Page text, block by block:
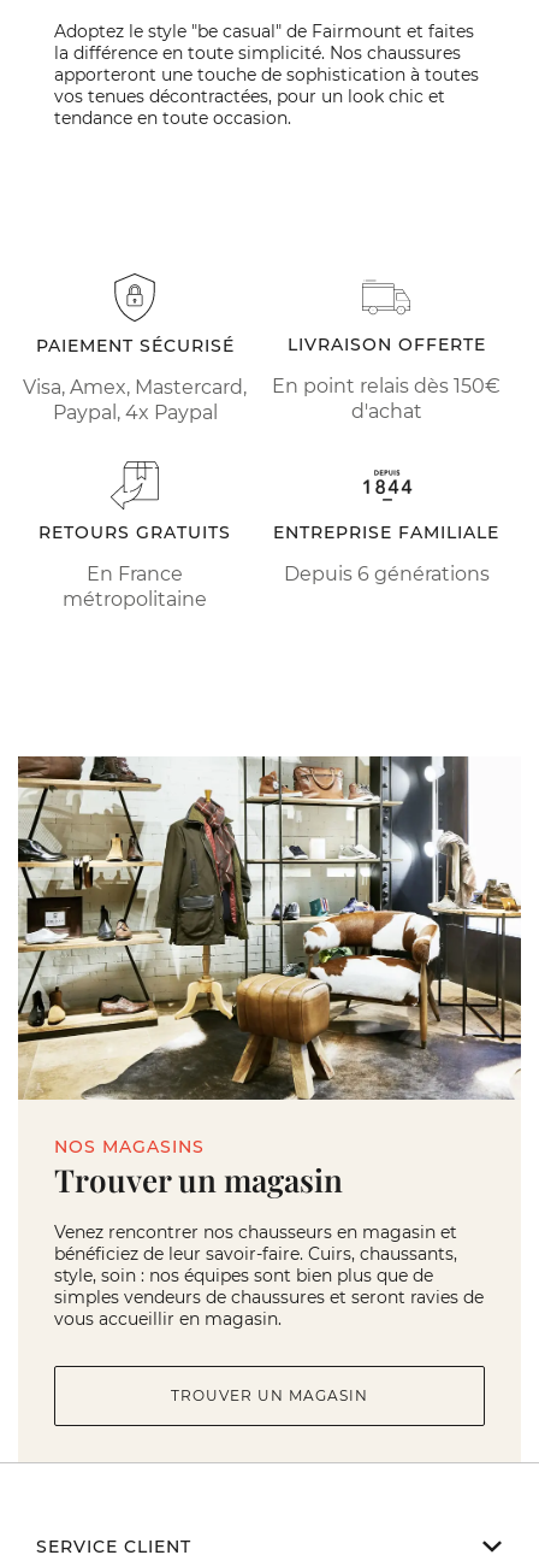
Adoptez le style "be casual" de Fairmount et faites
la différence en toute simplicité. Nos chaussures
apporteront une touche de sophistication à toutes
vos tenues décontractées, pour un look chic et
tendance en toute occasion.
PAIEMENT SÉCURISÉ
Visa, Amex, Mastercard,
Paypal, 4x Paypal
LIVRAISON OFFERTE
En point relais dès 150€
d'achat
RETOURS GRATUITS
En France
métropolitaine
ENTREPRISE FAMILIALE
Depuis 6 générations
NOS MAGASINS
Trouver un magasin
Venez rencontrer nos chausseurs en magasin et
bénéficiez de leur savoir-faire. Cuirs, chaussants,
style, soin : nos équipes sont bien plus que de
simples vendeurs de chaussures et seront ravies de
vous accueillir en magasin.
TROUVER UN MAGASIN
SERVICE CLIENT